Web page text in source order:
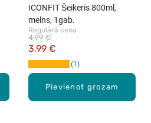
Pievienot grozam
ICONFIT Šeikeris 800ml,
melns, 1gab.
Regulārā cena
3,99 €
4,99 €
1